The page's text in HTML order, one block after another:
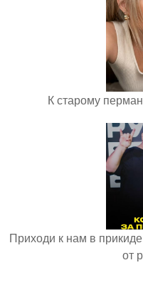
К старому
Приходи к нам в
от